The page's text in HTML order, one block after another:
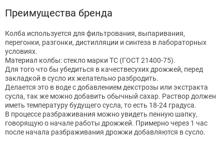
Преимущества бренда
Колба используется для фильтрования, выпаривания,
перегонки, разгонки, дистилляции и синтеза в лабораторных
условиях.
Материал колбы: стекло марки ТС (ГОСТ 21400-75).
Для того что бы убедиться в качествесухих дрожжей, перед
закладкой в сусло их желательно разбродить.
Делается это в воде с добавлением декстрозы или экстракта
сусла, так же можно добавить обычный сахар. Раствор должен
иметь температуру будущего сусла, то есть 18-24 градуса.
В процессе разбраживания можно увидеть пенную шапку,
говорящую о начале работы дрожжей. Примерно через 1 час
после начала разбраживания дрожжи добавляются в сусло.